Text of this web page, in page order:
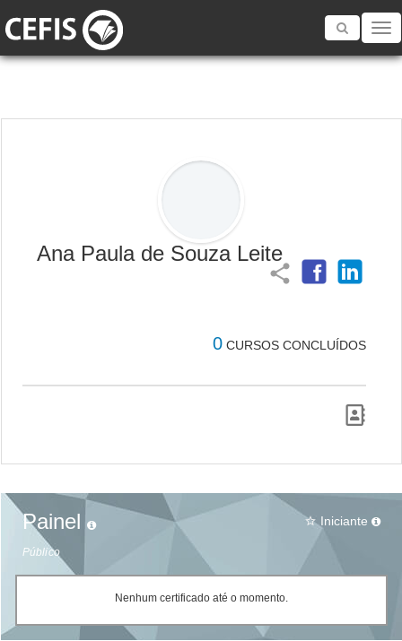
Toggle
Ana Paula de Souza Leite
share
0 CURSOS CONCLUÍDOS
Painel
Público
star_border Iniciante
Nenhum certificado até o momento.